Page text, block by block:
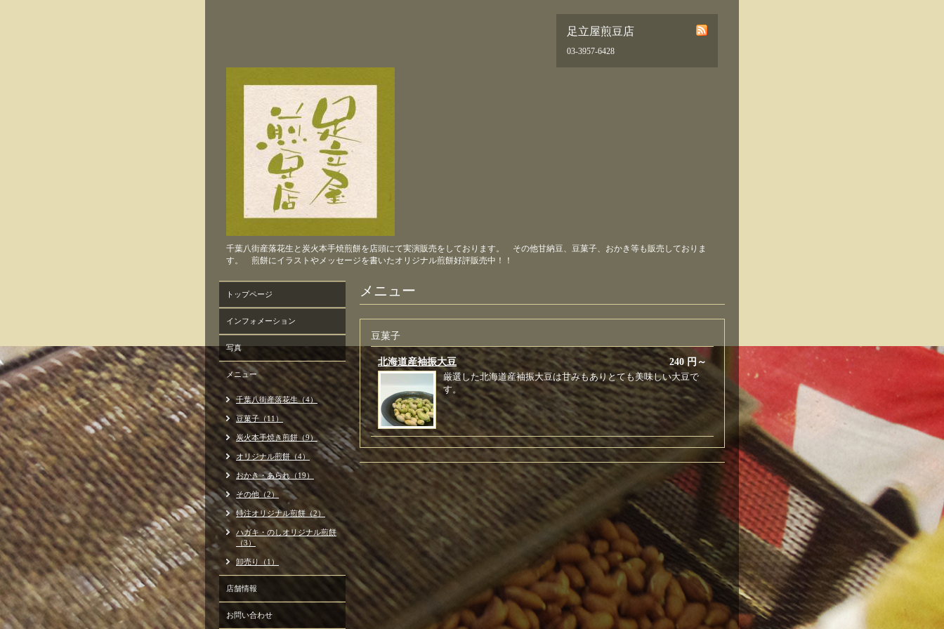
足立屋煎豆店
03-3957-6428
千葉八街産落花生と炭火本手焼煎餅を店頭にて実演販売をしております。 その他甘納豆、豆菓子、おかき等も販売しておりま
す。 煎餅にイラストやメッセージを書いたオリジナル煎餅好評販売中！！
メニュー
豆菓子
240 円～
北海道産袖振大豆
厳選した北海道産袖振大豆は甘みもありとても美味しい大豆で
す。
トップページ
インフォメーション
写真
メニュー
千葉八街産落花生（4）
豆菓子（11）
炭火本手焼き煎餅（9）
オリジナル煎餅（4）
おかき・あられ（19）
その他（2）
特注オリジナル煎餅（2）
ハガキ・のしオリジナル煎餅
（3）
卸売り（1）
店舗情報
お問い合わせ